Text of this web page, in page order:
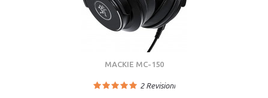
MACKIE MC-150
2Revisioni